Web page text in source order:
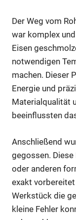
Der Weg vom
war komplex
Eisen
notwendigen
machen. Dieser
Energie und
Materialqualität
beeinflussten
Anschließend
gegossen.
oder anderen
exakt
Werkstück die
kleine Fehler